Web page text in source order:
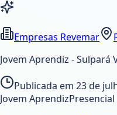
Empresas Revemar
Jovem Aprendiz - Sulpará
Publicada em 23 de
Jovem AprendizPresencial